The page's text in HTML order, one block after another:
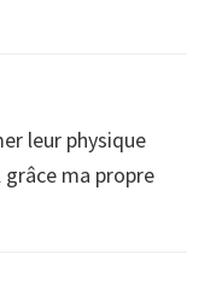
leur physique
ma propre